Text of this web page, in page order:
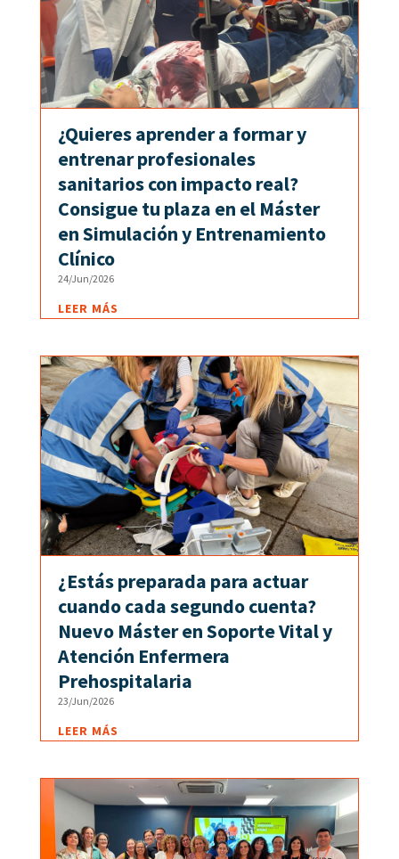
¿Quieres aprender a formar y
entrenar profesionales
sanitarios con impacto real?
Consigue tu plaza en el Máster
en Simulación y Entrenamiento
Clínico
24/Jun/2026
LEER MÁS
¿Estás preparada para actuar
cuando cada segundo cuenta?
Nuevo Máster en Soporte Vital y
Atención Enfermera
Prehospitalaria
23/Jun/2026
LEER MÁS